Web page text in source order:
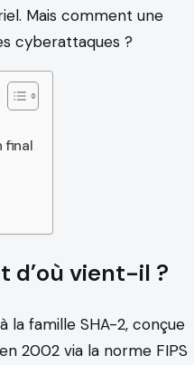
Mais comment une
cyberattaques ?
final
d’où vient-il ?
la famille SHA-2, conçue
2002 via la norme FIPS